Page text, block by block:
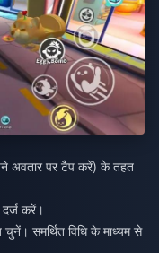
अवतार पर टैप करें) के तहत
करें।
समर्थित विधि के माध्यम से